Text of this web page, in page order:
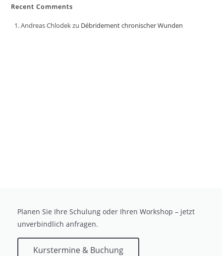
Recent Comments
Andreas Chlodek zu Débridement chronischer Wunden
Planen Sie Ihre Schulung oder Ihren Workshop – jetzt
unverbindlich anfragen.
Kurstermine & Buchung